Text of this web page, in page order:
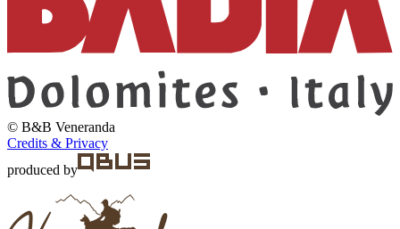
© B&B Veneranda
Credits & Privacy
produced by